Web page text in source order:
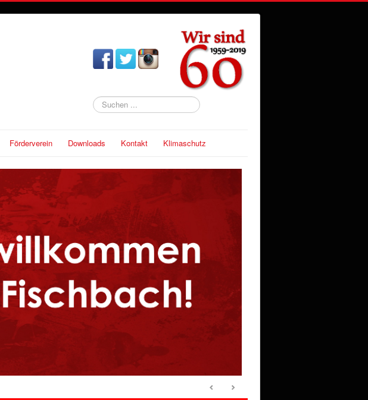
Suchen
...
Förderverein Downloads Kontakt Klimaschutz